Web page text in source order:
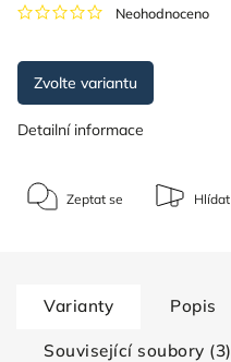
Neohodnoceno
Zvolte variantu
Detailní informace
Zeptat se Hlídat
Varianty Popis
Související soubory (3)